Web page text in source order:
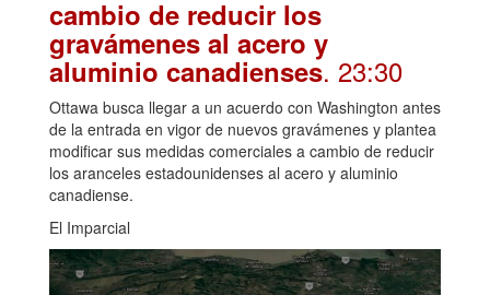
cambio de reducir los
gravámenes al acero y
aluminio canadienses. 23:30
Ottawa busca llegar a un acuerdo con Washington antes
de la entrada en vigor de nuevos gravámenes y plantea
modificar sus medidas comerciales a cambio de reducir
los aranceles estadounidenses al acero y aluminio
canadiense.
El Imparcial